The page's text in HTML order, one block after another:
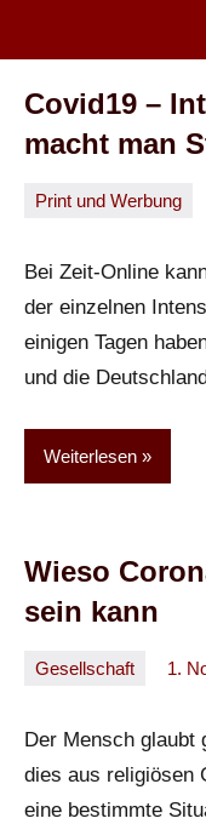
Covid19 –
macht man
Print und Werbung
Bei Zeit-Online
der einzelnen
einigen Tagen
und die
Weiterlesen
Wieso
sein kann
Gesellschaft 1.
Der Mensch glaubt
dies aus religiösen
eine bestimmte